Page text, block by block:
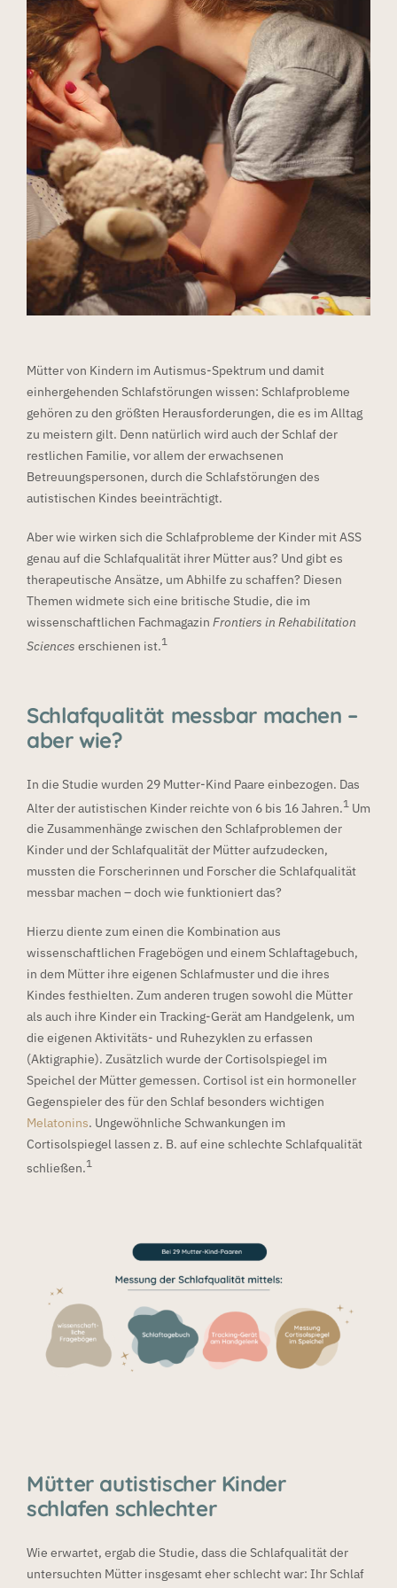
Mütter von Kindern im Autismus-Spektrum und damit
einhergehenden Schlafstörungen wissen: Schlafprobleme
gehören zu den größten Herausforderungen, die es im Alltag
zu meistern gilt. Denn natürlich wird auch der Schlaf der
restlichen Familie, vor allem der erwachsenen
Betreuungspersonen, durch die Schlafstörungen des
autistischen Kindes beeinträchtigt.
Aber wie wirken sich die Schlafprobleme der Kinder mit ASS
genau auf die Schlafqualität ihrer Mütter aus? Und gibt es
therapeutische Ansätze, um Abhilfe zu schaffen? Diesen
Themen widmete sich eine britische Studie, die im
wissenschaftlichen Fachmagazin Frontiers in Rehabilitation
Sciences erschienen ist.1
Schlafqualität messbar machen –
aber wie?
In die Studie wurden 29 Mutter-Kind Paare einbezogen. Das
Alter der autistischen Kinder reichte von 6 bis 16 Jahren.1Um
die Zusammenhänge zwischen den Schlafproblemen der
Kinder und der Schlafqualität der Mütter aufzudecken,
mussten die Forscherinnen und Forscher die Schlafqualität
messbar machen – doch wie funktioniert das?
Hierzu diente zum einen die Kombination aus
wissenschaftlichen Fragebögen und einem Schlaftagebuch,
in dem Mütter ihre eigenen Schlafmuster und die ihres
Kindes festhielten. Zum anderen trugen sowohl die Mütter
als auch ihre Kinder ein Tracking-Gerät am Handgelenk, um
die eigenen Aktivitäts- und Ruhezyklen zu erfassen
(Aktigraphie). Zusätzlich wurde der Cortisolspiegel im
Speichel der Mütter gemessen. Cortisol ist ein hormoneller
Gegenspieler des für den Schlaf besonders wichtigen
Melatonins. Ungewöhnliche Schwankungen im
Cortisolspiegel lassen z. B. auf eine schlechte Schlafqualität
schließen.1
Mütter autistischer Kinder
schlafen schlechter
Wie erwartet, ergab die Studie, dass die Schlafqualität der
untersuchten Mütter insgesamt eher schlecht war: Ihr Schlaf